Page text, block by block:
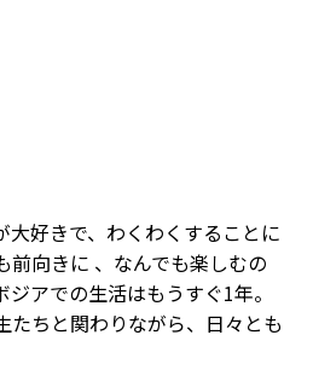
大好きで、わくわくすることに
前向きに 、なんでも楽しむの
アでの生活はもうすぐ1年。
たちと関わりながら、日々とも